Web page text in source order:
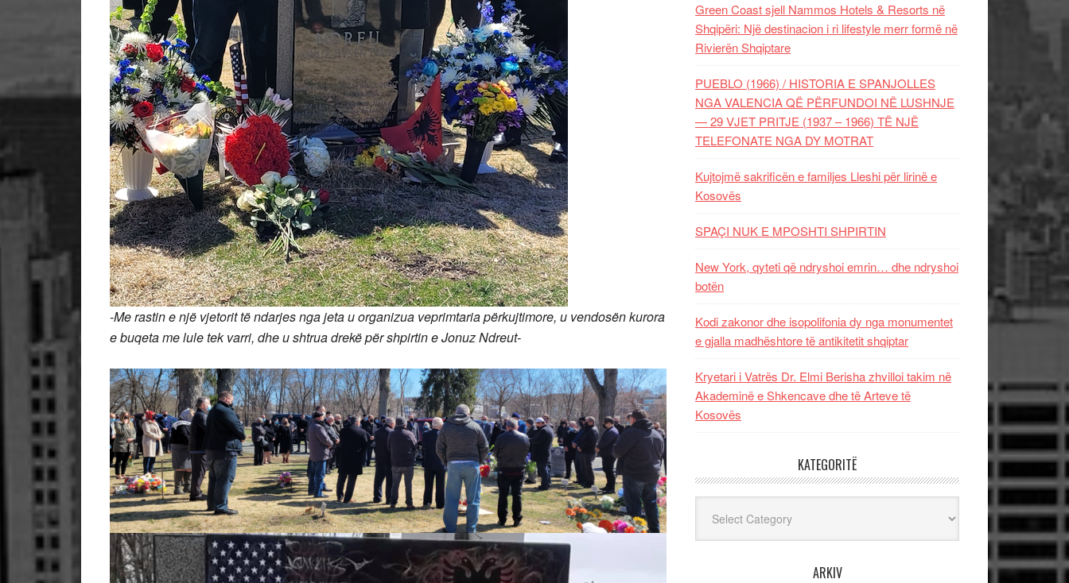
-Me rastin e një vjetorit të ndarjes nga jeta u organizua veprimtaria përkujtimore, u vendosën kurora
e buqeta me lule tek varri, dhe u shtrua drekë për shpirtin e Jonuz Ndreut-
Green Coast sjell Nammos Hotels & Resorts në
Shqipëri: Një destinacion i ri lifestyle merr formë në
Rivierën Shqiptare
PUEBLO (1966) / HISTORIA E SPANJOLLES
NGA VALENCIA QË PËRFUNDOI NË LUSHNJE
— 29 VJET PRITJE (1937 – 1966) TË NJË
TELEFONATE NGA DY MOTRAT
Kujtojmë sakrificën e familjes Lleshi për lirinë e
Kosovës
SPAÇI NUK E MPOSHTI SHPIRTIN
New York, qyteti që ndryshoi emrin… dhe ndryshoi
botën
Kodi zakonor dhe isopolifonia dy nga monumentet
e gjalla madhështore të antikitetit shqiptar
Kryetari i Vatrës Dr. Elmi Berisha zhvilloi takim në
Akademinë e Shkencave dhe të Arteve të
Kosovës
KATEGORITË
ARKIV